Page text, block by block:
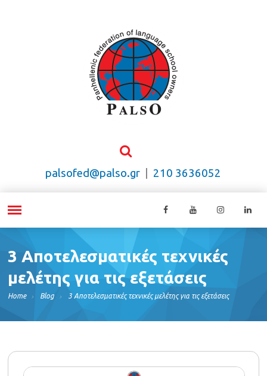
palsofed@palso.gr 210 3636052
3 Αποτελεσματικές τεχνικές
μελέτης για τις εξετάσεις
Home Blog 3 Αποτελεσματικές τεχνικές μελέτης για τις εξετάσεις